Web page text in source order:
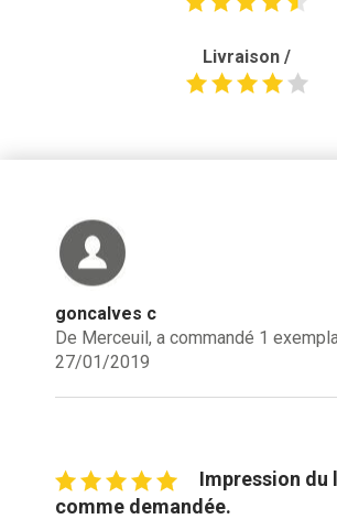
Livraison /
goncalves c
De Merceuil, a commandé 1
27/01/2019
Impression du
comme demandée.